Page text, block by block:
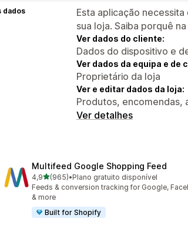
dados
Esta aplicação
sua loja. Saiba porquê na
Ver dados do cliente:
Dados do dispositivo e
Ver dados da equipa e de
Proprietário da loja
Ver e editar dados da loja:
Produtos, encomendas,
Ver detalhes
Multifeed Google Shopping Feed
4,9de 5 estrelas
(965)
965 total de avaliações
•Plano gratuito disponível
Feeds & conversion tracking for Google,
& more
Built for Shopify